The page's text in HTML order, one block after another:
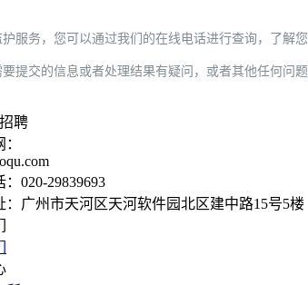
服务，您可以通过我们的在线电话进行查询，了解
提交的信息或者处理结果有疑问，或者其他任何
020-29839693
：广州市天河区天河软件园北区建中路15号5楼